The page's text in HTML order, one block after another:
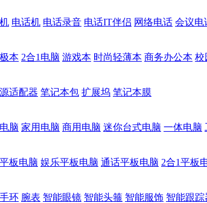
电话机 电话录音 电话IT伴侣 网络电话 会议电
本 2合1电脑 游戏本 时尚轻薄本 商务办公本 校
适配器 笔记本包 扩展坞 笔记本膜
脑 家用电脑 商用电脑 迷你台式电脑 一体电脑
板电脑 娱乐平板电脑 通话平板电脑 2合1平板
环 腕表 智能眼镜 智能头箍 智能服饰 智能跟踪